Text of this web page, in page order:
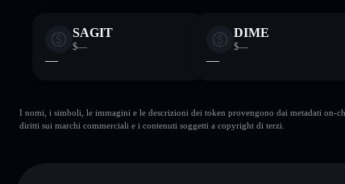
SAGIT
$—
—
DIME
$—
—
I nomi, i simboli, le immagini e le descrizioni dei token provengono dai metadati on-
diritti sui marchi commerciali e i contenuti soggetti a copyright di terzi.